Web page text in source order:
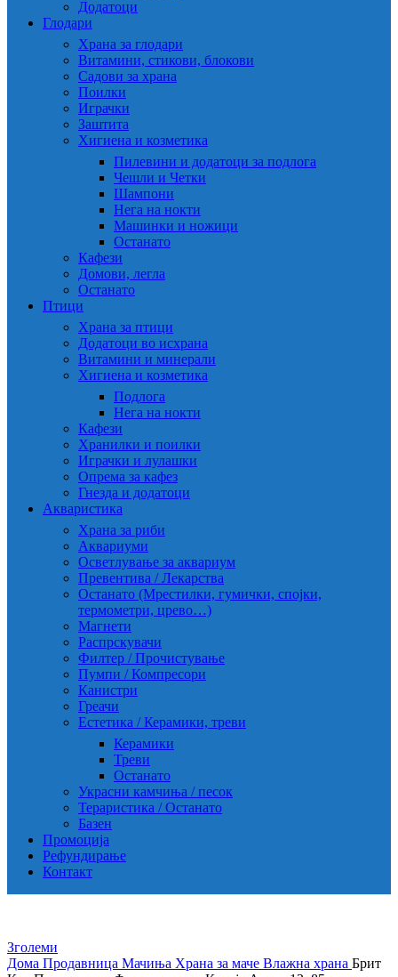
Додатоци
Глодари
Храна за глодари
Витамини, стикови, блокови
Садови за храна
Поилки
Играчки
Заштита
Хигиена и козметика
Пилевини и додатоци за подлога
Чешли и Четки
Шампони
Нега на нокти
Машинки и ножици
Останато
Кафези
Домови, легла
Останато
Птици
Храна за птици
Додатоци во исхрана
Витамини и минерали
Хигиена и козметика
Подлога
Нега на нокти
Кафези
Хранилки и поилки
Играчки и лулашки
Опрема за кафез
Гнезда и додатоци
Акваристика
Храна за риби
Аквариуми
Осветлување за аквариум
Превентива / Лекарства
Останато (Мрестилки, гумички, спојки,
термометри, црево…)
Магнети
Распрскувачи
Филтер / Прочистување
Пумпи / Компресори
Канистри
Греачи
Естетика / Керамики, треви
Керамики
Треви
Останато
Украсни камчиња / песок
Тераристика / Останато
Базен
Промоција
Рефундирање
Контакт
Зголеми
Дома Продавница Мачиња Храна за маче Влажна храна Брит